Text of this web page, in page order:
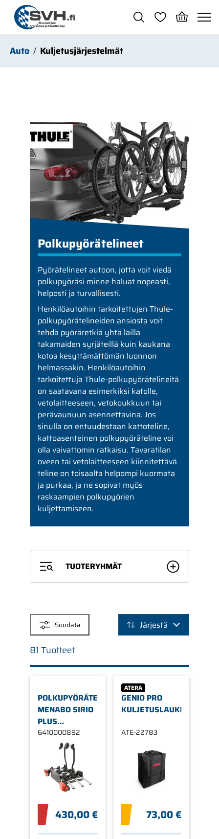
Siirry pääsisältöön
Auto Kuljetusjärjestelmät
Polkupyörätelineet
Pyörätelineet autoon, jotta voit viedä
polkupyöräsi minne haluat nopeasti,
helposti ja turvallisesti.
Henkilöautoihin tarkoitettujen Thule-
polkupyörätelineiden ansiosta voit
tehdä pyöräretkiä yhtä lailla
takamaiden syrjäteillä kuin kaukana
kotoa kesyttämättömän luonnon
helmassakin. Henkilöautoihin
tarkoitettuja Thule-polkupyörätelineitä
on saatavana esimerkiksi katolle,
vetolaitteeseen, vetokoukkuun tai
perävaunuun asennettavina. Jos
sinulla on entuudestaan kattoteline,
kattoasenteinen polkupyöräteline voi
olla vaivattomin ratkaisu. Tavaratilan
oveen tai vetolaitteeseen kiinnitettävä
teline on toisaalta helpompi kuormata
ja purkaa, ja ne sopivat myös
raskaampien polkupyörien
kuljettamiseen.
TUOTERYHMÄT
Suodata Järjestä
81 Tuotteet
POLKUPYÖRÄTELINE
MENABO SIRIO
PLUS
KOLMELLE
PYÖRÄLLE
6410000892
430,00 €
ATERA
GENIO PRO
KULJETUSLAUKKU
ATE-22783
73,00 €